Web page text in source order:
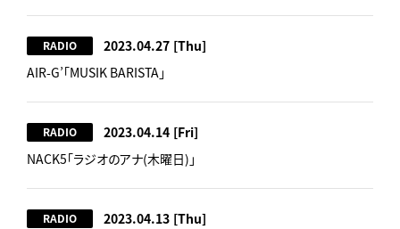
RADIO 2023.04.27 [Thu]
AIR-G’「MUSIK BARISTA」
RADIO 2023.04.14 [Fri]
NACK5「ラジオのアナ(木曜日)」
RADIO 2023.04.13 [Thu]